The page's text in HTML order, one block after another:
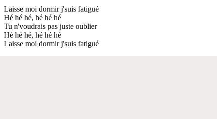
Laisse moi dormir j'suis fatigué
Hé hé hé, hé hé hé
Tu n'voudrais pas juste oublier
Hé hé hé, hé hé hé
Laisse moi dormir j'suis fatigué